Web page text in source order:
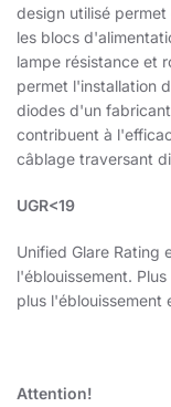
design utilisé
les blocs
lampe résistance et
permet l'installation
diodes d'un
contribuent à
câblage traversant
UGR<19
Unified Glare Rating
l'éblouissement.
plus l'éblouissement
Attention!